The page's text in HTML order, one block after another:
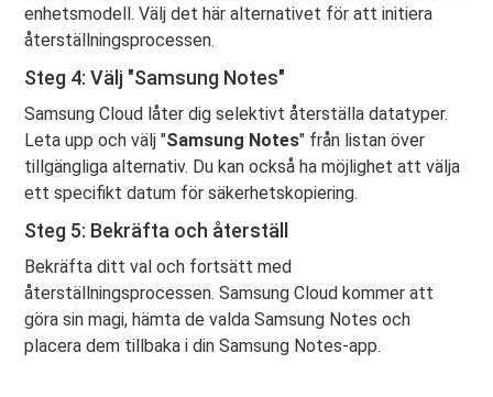
enhetsmodell. Välj det här alternativet för att initiera
återställningsprocessen.
Steg 4: Välj "Samsung Notes"
Samsung Cloud låter dig selektivt återställa datatyper.
Leta upp och välj "Samsung Notes" från listan över
tillgängliga alternativ. Du kan också ha möjlighet att välja
ett specifikt datum för säkerhetskopiering.
Steg 5: Bekräfta och återställ
Bekräfta ditt val och fortsätt med
återställningsprocessen. Samsung Cloud kommer att
göra sin magi, hämta de valda Samsung Notes och
placera dem tillbaka i din Samsung Notes-app.